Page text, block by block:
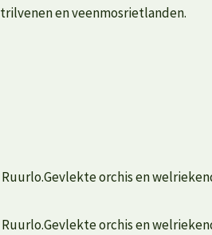
en veenmosrietlanden.
orchis en
orchis en